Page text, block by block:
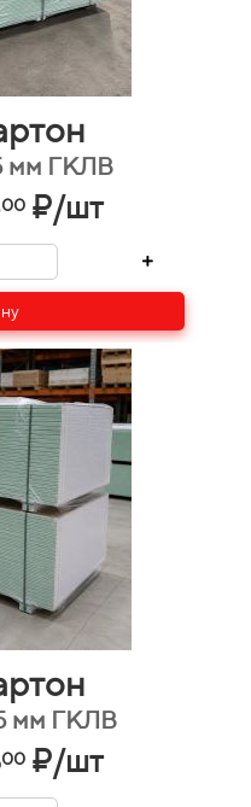
мм ГКЛВ
00 ₽/шт
мм ГКЛВ
00 ₽/шт